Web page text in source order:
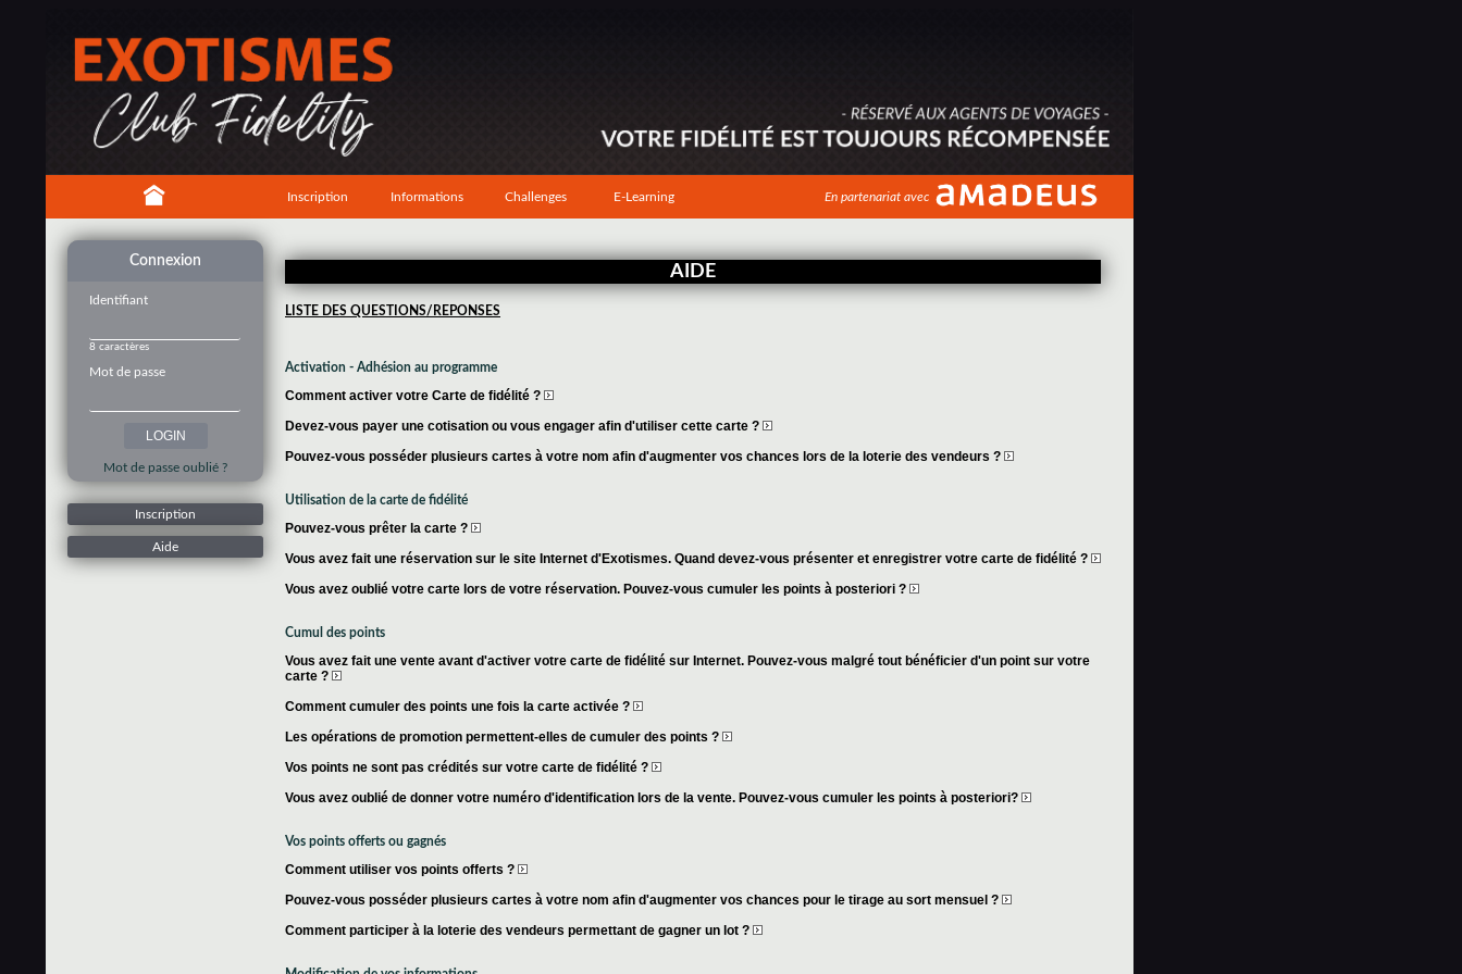
Inscription Informations Challenges E-Learning En partenariat avec
Connexion
Identifiant
8 caractères
Mot de passe
Mot de passe oublié ?
Inscription
Aide
AIDE
LISTE DES QUESTIONS/REPONSES
Activation - Adhésion au programme
Comment activer votre Carte de fidélité ?
Devez-vous payer une cotisation ou vous engager afin d'utiliser cette carte ?
Pouvez-vous posséder plusieurs cartes à votre nom afin d'augmenter vos chances lors de la loterie des vendeurs ?
Utilisation de la carte de fidélité
Pouvez-vous prêter la carte ?
Vous avez fait une réservation sur le site Internet d'Exotismes. Quand devez-vous présenter et enregistrer votre carte de fidélité ?
Vous avez oublié votre carte lors de votre réservation. Pouvez-vous cumuler les points à posteriori ?
Cumul des points
Vous avez fait une vente avant d'activer votre carte de fidélité sur Internet. Pouvez-vous malgré tout bénéficier d'un point sur votre
carte ?
Comment cumuler des points une fois la carte activée ?
Les opérations de promotion permettent-elles de cumuler des points ?
Vos points ne sont pas crédités sur votre carte de fidélité ?
Vous avez oublié de donner votre numéro d'identification lors de la vente. Pouvez-vous cumuler les points à posteriori?
Vos points offerts ou gagnés
Comment utiliser vos points offerts ?
Pouvez-vous posséder plusieurs cartes à votre nom afin d'augmenter vos chances pour le tirage au sort mensuel ?
Comment participer à la loterie des vendeurs permettant de gagner un lot ?